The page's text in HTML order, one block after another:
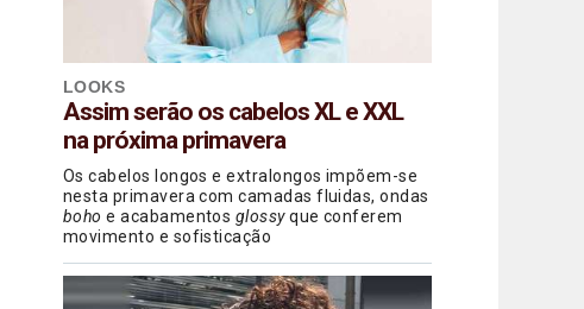
LOOKS
Assim serão os cabelos XL e XXL
na próxima primavera
Os cabelos longos e extralongos impõem-se
nesta primavera com camadas fluidas, ondas
boho e acabamentos glossyque conferem
movimento e sofisticação